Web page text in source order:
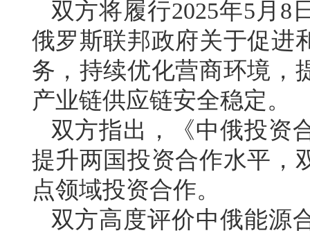
双方将履行2025年5月8
俄罗斯联邦政府关于促进
务，持续优化营商环境，
产业链供应链安全稳定。
双方指出，《中俄投资
提升两国投资合作水平，
点领域投资合作。
双方高度评价中俄能源